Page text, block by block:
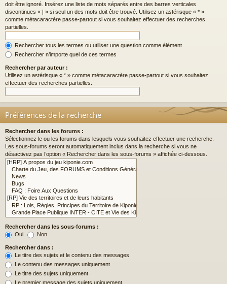
doit être ignoré. Insérez une liste de mots séparés entre des barres verticales
discontinues « | » si seul un des mots doit être trouvé. Utilisez un astérisque « * »
comme métacaractère passe-partout si vous souhaitez effectuer des recherches
partielles.
Rechercher tous les termes ou utiliser une question comme élément
Rechercher n’importe quel de ces termes
Rechercher par auteur :
Utilisez un astérisque « * » comme métacaractère passe-partout si vous souhaitez
effectuer des recherches partielles.
Préférences de la recherche
Rechercher dans les forums :
Sélectionnez le ou les forums dans lesquels vous souhaitez effectuer une recherche.
Les sous-forums seront automatiquement inclus dans la recherche si vous ne
désactivez pas l’option « Rechercher dans les sous-forums » affichée ci-dessous.
Rechercher dans les sous-forums :
Oui
Non
Rechercher dans :
Le titre des sujets et le contenu des messages
Le contenu des messages uniquement
Le titre des sujets uniquement
Le premier message des sujets uniquement